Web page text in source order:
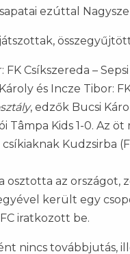
ezúttal
Csíkszereda –
és Incze Tibor:
, edzők Bucsi
Tâmpa Kids 1-0. Az
Kudzsirba
osztotta az
került egy
iratkozott be.
nincs továbbjutás,